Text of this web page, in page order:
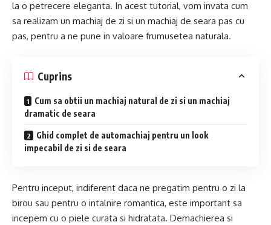
la o petrecere eleganta. In acest tutorial, vom invata cum
sa realizam un machiaj de zi si un machiaj de seara pas cu
pas, pentru a ne pune in valoare frumusetea naturala.
Cuprins
Cum sa obtii un machiaj natural de zi si un machiaj
dramatic de seara
Ghid complet de automachiaj pentru un look
impecabil de zi si de seara
Pentru inceput, indiferent daca ne pregatim pentru o zi la
birou sau pentru o intalnire romantica, este important sa
incepem cu o piele curata si hidratata. Demachierea si